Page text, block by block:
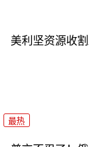
美利坚资源收
最热